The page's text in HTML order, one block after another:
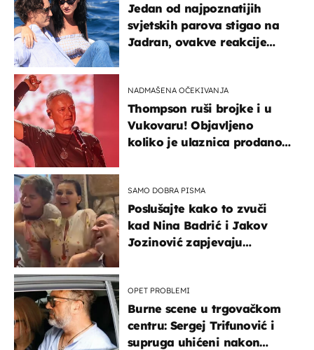
Jedan od najpoznatijih
svjetskih parova stigao na
Jadran, ovakve reakcije
NADMAŠENA OČEKIVANJA
Thompson ruši brojke i u
Vukovaru! Objavljeno
koliko je ulaznica prodano
SAMO DOBRA PISMA
Poslušajte kako to zvuči
kad Nina Badrić i Jakov
Jozinović zapjevaju
OPET PROBLEMI
Burne scene u trgovačkom
centru: Sergej Trifunović i
supruga uhićeni nakon